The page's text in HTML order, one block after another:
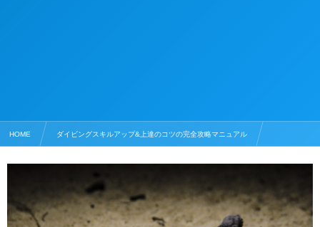
HOME ダイビングスキルアップ&上達のコツの完全攻略マニュアル